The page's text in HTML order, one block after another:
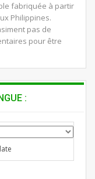
fabriquée à partir
Philippines.
pas de
pour être
: